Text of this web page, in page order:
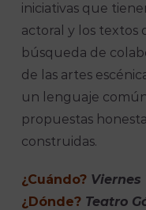
iniciativas que
actoral y los textos
búsqueda de
de las artes
un lenguaje
propuestas
construidas.
¿Cuándo? Viernes
¿Dónde? Teatro